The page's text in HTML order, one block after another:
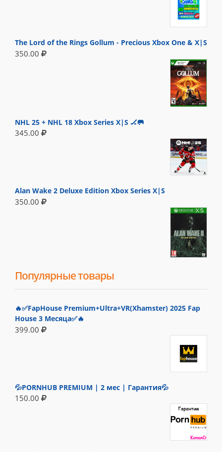
The Lord of the Rings Gollum - Precious Xbox One & X|S
350.00
NHL 25 + NHL 18 Xbox Series X|S 🏒🥅
345.00
Alan Wake 2 Deluxe Edition Xbox Series X|S
350.00
Популярные товары
🔥✅FapHouse Premium+Ultra+VR(Xhamster) 2025 Fap
House 3 Месяца✅🔥
399.00
💦PORNHUB PREMIUM | 2 мес | Гарантия💦
150.00